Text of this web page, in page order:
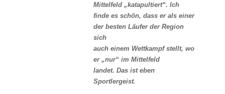
Mittelfeld „katapultiert“. Ich
finde es schön, dass er als einer
der besten Läufer der Region
sich
auch einem Wettkampf stellt, wo
er „nur“ im Mittelfeld
landet. Das ist eben
Sportlergeist.